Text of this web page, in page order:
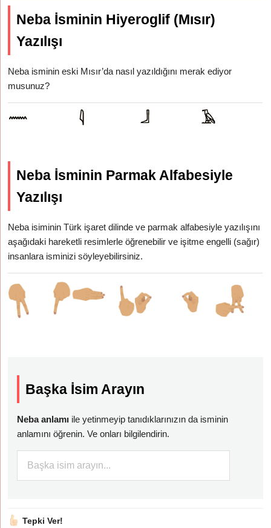
Neba İsminin Hiyeroglif (Mısır)
Yazılışı
Neba isminin eski Mısır’da nasıl yazıldığını merak ediyor
musunuz?
Neba İsminin Parmak Alfabesiyle
Yazılışı
Neba isiminin Türk işaret dilinde ve parmak alfabesiyle yazılışını
aşağıdaki hareketli resimlerle öğrenebilir ve işitme engelli (sağır)
insanlara isminizi söyleyebilirsiniz.
Başka İsim Arayın
Neba anlamı ile yetinmeyip tanıdıklarınızın da isminin
anlamını öğrenin. Ve onları bilgilendirin.
Tepki Ver!